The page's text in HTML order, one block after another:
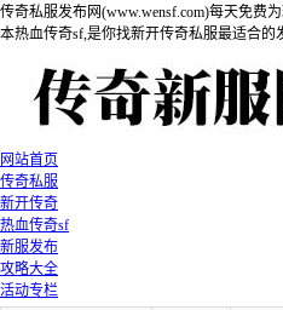
传奇私服发布网(www.wensf.com)每天免费
本热血传奇sf,是你找新开传奇私服最适合的
网站首页
传奇私服
新开传奇
热血传奇sf
新服发布
攻略大全
活动专栏